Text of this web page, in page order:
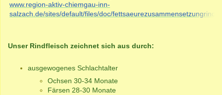
www.region-aktiv-chiemgau-inn-
salzach.de/sites/default/files/doc/
Unser Rindfleisch zeichnet sich aus durch:
ausgewogenes Schlachtalter
Ochsen 30-34 Monate
Färsen 28-30 Monate